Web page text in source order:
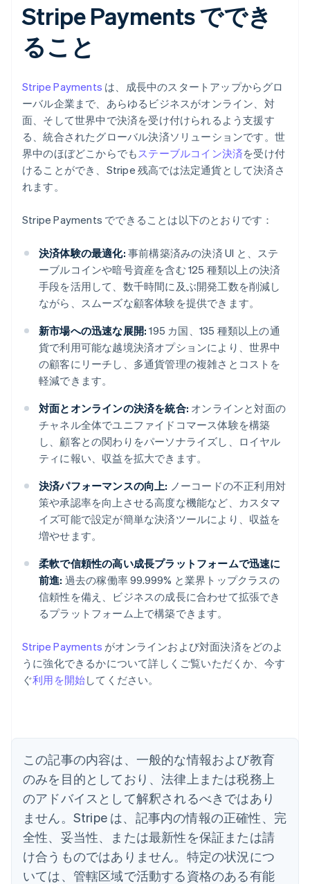
Stripe Payments ででき
ること
Stripe Payments は、成長中のスタートアップからグロ
ーバル企業まで、あらゆるビジネスがオンライン、対
面、そして世界中で決済を受け付けられるよう支援す
る、統合されたグローバル決済ソリューションです。世
界中のほぼどこからでもステーブルコイン決済を受け付
けることができ、Stripe 残高では法定通貨として決済さ
れます。
Stripe Payments でできることは以下のとおりです：
決済体験の最適化: 事前構築済みの決済 UI と、ステ
ーブルコインや暗号資産を含む 125 種類以上の決済
手段を活用して、数千時間に及ぶ開発工数を削減し
ながら、スムーズな顧客体験を提供できます。
新市場への迅速な展開: 195 カ国、135 種類以上の通
貨で利用可能な越境決済オプションにより、世界中
の顧客にリーチし、多通貨管理の複雑さとコストを
軽減できます。
対面とオンラインの決済を統合: オンラインと対面の
チャネル全体でユニファイドコマース体験を構築
し、顧客との関わりをパーソナライズし、ロイヤル
ティに報い、収益を拡大できます。
決済パフォーマンスの向上: ノーコードの不正利用対
策や承認率を向上させる高度な機能など、カスタマ
イズ可能で設定が簡単な決済ツールにより、収益を
増やせます。
柔軟で信頼性の高い成長プラットフォームで迅速に
前進: 過去の稼働率 99.999% と業界トップクラスの
信頼性を備え、ビジネスの成長に合わせて拡張でき
るプラットフォーム上で構築できます。
Stripe Payments がオンラインおよび対面決済をどのよ
うに強化できるかについて詳しくご覧いただくか、今す
ぐ利用を開始してください。
この記事の内容は、一般的な情報および教育
のみを目的としており、法律上または税務上
のアドバイスとして解釈されるべきではあり
ません。Stripe は、記事内の情報の正確性、完
全性、妥当性、または最新性を保証または請
け合うものではありません。特定の状況につ
いては、管轄区域で活動する資格のある有能
アイルランド
English
イギリス
English
イタリア
Italiano English
インド
English
エストニア
English